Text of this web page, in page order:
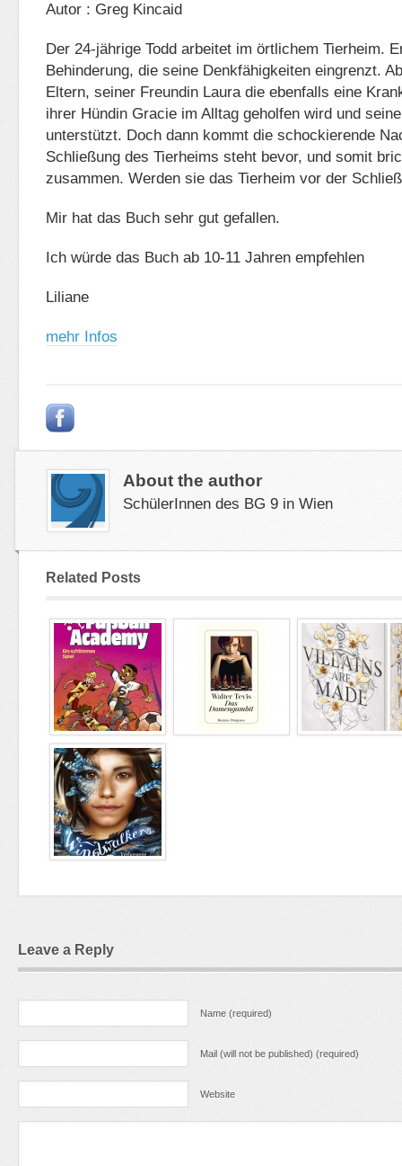
Autor : Greg Kincaid
Der 24-jährige Todd arbeitet im örtlichem Tierheim.
Behinderung, die seine Denkfähigkeiten eingrenzt.
Eltern, seiner Freundin Laura die ebenfalls eine
ihrer Hündin Gracie im Alltag geholfen wird und
unterstützt. Doch dann kommt die schockierende
Schließung des Tierheims steht bevor, und somit
zusammen. Werden sie das Tierheim vor der
Mir hat das Buch sehr gut gefallen.
Ich würde das Buch ab 10-11 Jahren empfehlen
Liliane
mehr Infos
About the author
SchülerInnen des BG 9 in Wien
Related Posts
Leave a Reply
Name (required)
Mail (will not be published) (required)
Website